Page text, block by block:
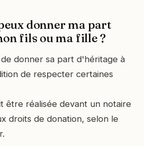
donner ma part
fils ou ma fille ?
donner sa part d'héritage à
de respecter certaines
être réalisée devant un notaire
droits de donation, selon le